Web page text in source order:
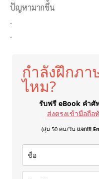
ปัญหามากขึ้น
.
.
กำลังฝึกภา
ไหม?
รับฟรี eBook คำศั
ส่งตรงเข้ามือถือ
(สุ่ม 50 คน/วัน แจก!!!